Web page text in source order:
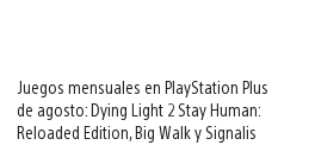
Juegos mensuales en PlayStation Plus
de agosto: Dying Light 2 Stay Human:
Reloaded Edition, Big Walk y Signalis